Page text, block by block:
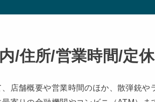
/住所/営業時間/定休
店舗概要や営業時間のほか、散弾銃や